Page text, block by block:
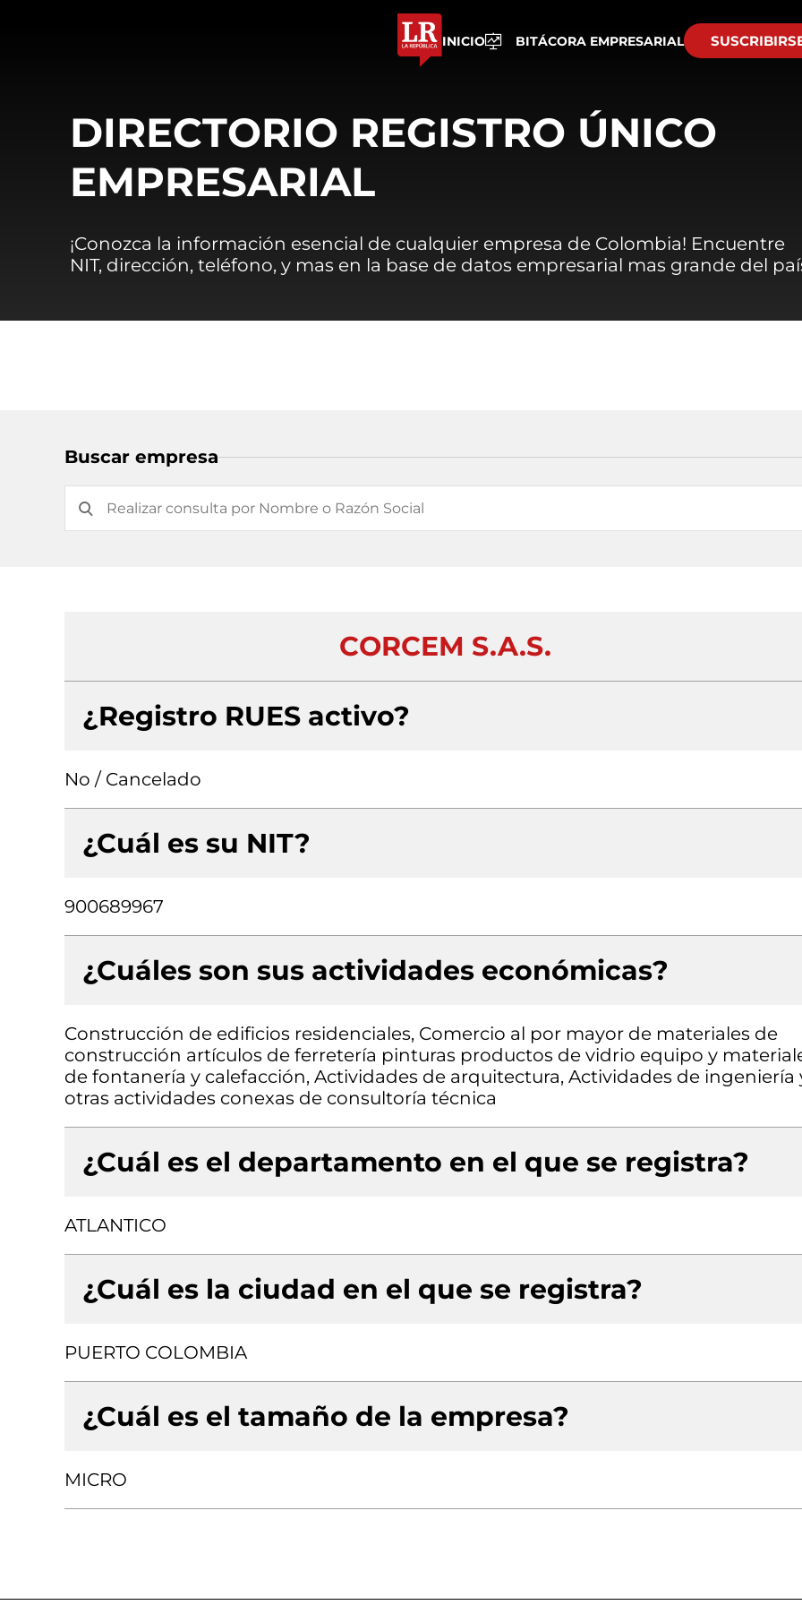
INICIO BITÁCORA EMPRESARIAL
DIRECTORIO REGISTRO ÚNICO
EMPRESARIAL
¡Conozca la información esencial de cualquier empresa de Colombia! Encuentre
NIT, dirección, teléfono, y mas en la base de datos empresarial mas grande del
Buscar empresa
CORCEM S.A.S.
¿Registro RUES activo?
No / Cancelado
¿Cuál es su NIT?
900689967
¿Cuáles son sus actividades económicas?
Construcción de edificios residenciales, Comercio al por mayor de materiales de
construcción artículos de ferretería pinturas productos de vidrio equipo y
de fontanería y calefacción, Actividades de arquitectura, Actividades de ingeniería
otras actividades conexas de consultoría técnica
¿Cuál es el departamento en el que se registra?
ATLANTICO
¿Cuál es la ciudad en el que se registra?
PUERTO COLOMBIA
¿Cuál es el tamaño de la empresa?
MICRO